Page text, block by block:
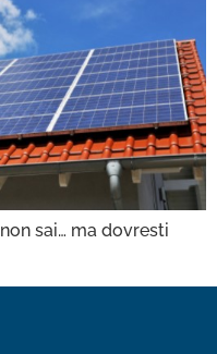
sai… ma dovresti